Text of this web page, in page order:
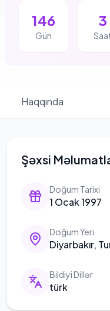
146
Gün
3
Haqqında
Şəxsi
Doğum Tarixi
1 Ocak 1997
Doğum Yeri
Diyarbakır,
Bildiyi Dillər
türk